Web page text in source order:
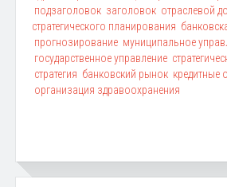
подзаголовок заголовок отраслевой
стратегического планирования
прогнозирование муниципальное
государственное управление
стратегия банковский рынок кредитные
организация здравоохранения